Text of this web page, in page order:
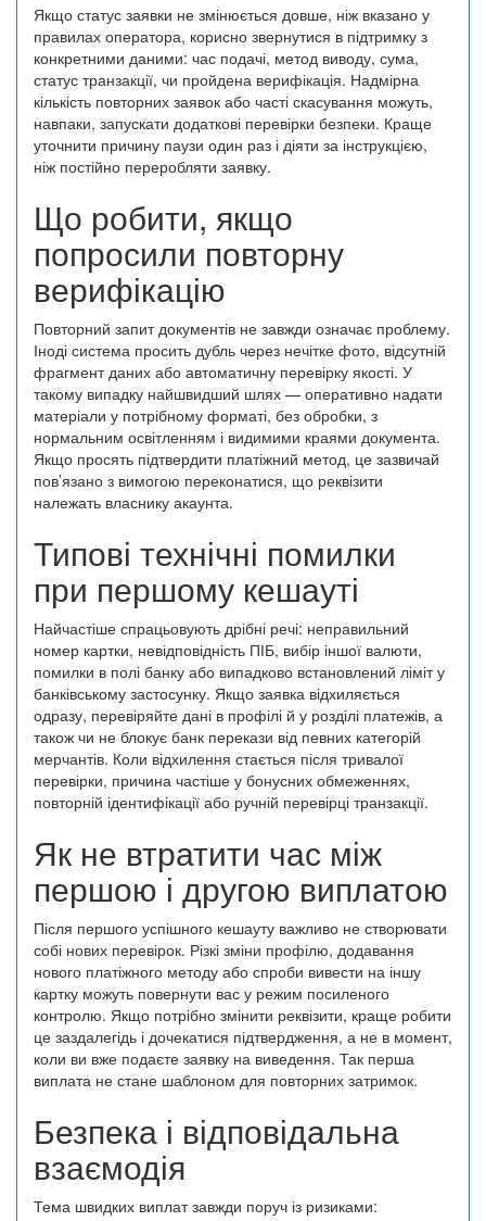
Якщо статус заявки не змінюється довше, ніж вказано у
правилах оператора, корисно звернутися в підтримку з
конкретними даними: час подачі, метод виводу, сума,
статус транзакції, чи пройдена верифікація. Надмірна
кількість повторних заявок або часті скасування можуть,
навпаки, запускати додаткові перевірки безпеки. Краще
уточнити причину паузи один раз і діяти за інструкцією,
ніж постійно переробляти заявку.
Що робити, якщо
попросили повторну
верифікацію
Повторний запит документів не завжди означає проблему.
Іноді система просить дубль через нечітке фото, відсутній
фрагмент даних або автоматичну перевірку якості. У
такому випадку найшвидший шлях — оперативно надати
матеріали у потрібному форматі, без обробки, з
нормальним освітленням і видимими краями документа.
Якщо просять підтвердити платіжний метод, це зазвичай
пов’язано з вимогою переконатися, що реквізити
належать власнику акаунта.
Типові технічні помилки
при першому кешауті
Найчастіше спрацьовують дрібні речі: неправильний
номер картки, невідповідність ПІБ, вибір іншої валюти,
помилки в полі банку або випадково встановлений ліміт у
банківському застосунку. Якщо заявка відхиляється
одразу, перевіряйте дані в профілі й у розділі платежів, а
також чи не блокує банк перекази від певних категорій
мерчантів. Коли відхилення стається після тривалої
перевірки, причина частіше у бонусних обмеженнях,
повторній ідентифікації або ручній перевірці транзакції.
Як не втратити час між
першою і другою виплатою
Після першого успішного кешауту важливо не створювати
собі нових перевірок. Різкі зміни профілю, додавання
нового платіжного методу або спроби вивести на іншу
картку можуть повернути вас у режим посиленого
контролю. Якщо потрібно змінити реквізити, краще робити
це заздалегідь і дочекатися підтвердження, а не в момент,
коли ви вже подаєте заявку на виведення. Так перша
виплата не стане шаблоном для повторних затримок.
Безпека і відповідальна
взаємодія
Тема швидких виплат завжди поруч із ризиками: